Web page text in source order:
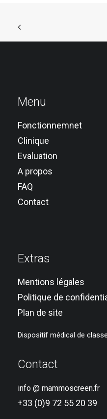
Menu
Fonctionnemnet
Clinique
Evaluation
A propos
FAQ
Contact
Extras
Mentions légales
Politique de
Plan de site
Dispositif médical de
Contact
info @ mammoscreen.fr
+33 (0)9 72 55 20 39